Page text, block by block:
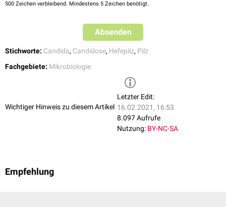
500 Zeichen verbleibend. Mindestens 5 Zeichen benötigt.
Absenden
Stichworte: Candida, Candidose, Hefepilz, Pilz
Fachgebiete: Mikrobiologie
Wichtiger Hinweis zu diesem Artikel
Letzter Edit:
16.02.2021, 16:53
8.097 Aufrufe
Nutzung: BY-NC-SA
Empfehlung